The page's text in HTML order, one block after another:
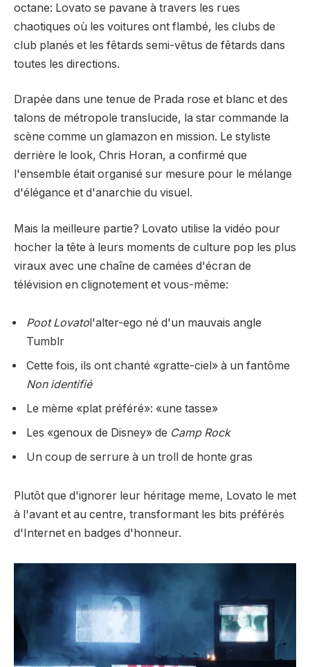
octane: Lovato se pavane à travers les rues
chaotiques où les voitures ont flambé, les clubs de
club planés et les fêtards semi-vêtus de fêtards dans
toutes les directions.
Drapée dans une tenue de Prada rose et blanc et des
talons de métropole translucide, la star commande la
scène comme un glamazon en mission. Le styliste
derrière le look, Chris Horan, a confirmé que
l'ensemble était organisé sur mesure pour le mélange
d'élégance et d'anarchie du visuel.
Mais la meilleure partie? Lovato utilise la vidéo pour
hocher la tête à leurs moments de culture pop les plus
viraux avec une chaîne de camées d'écran de
télévision en clignotement et vous-même:
Poot Lovato l'alter-ego né d'un mauvais angle
Tumblr
Cette fois, ils ont chanté «gratte-ciel» à un fantôme
Non identifié
Le mème «plat préféré»: «une tasse»
Les «genoux de Disney» de Camp Rock
Un coup de serrure à un troll de honte gras
Plutôt que d'ignorer leur héritage meme, Lovato le met
à l'avant et au centre, transformant les bits préférés
d'Internet en badges d'honneur.